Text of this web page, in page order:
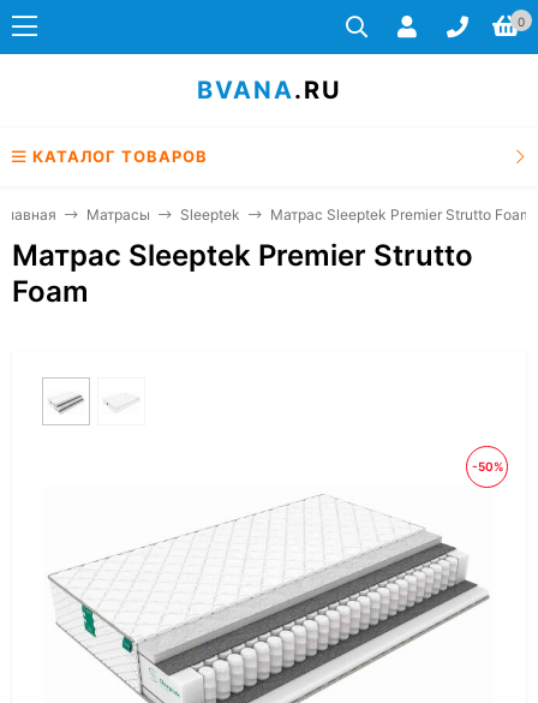
0
BVANA.RU
КАТАЛОГ ТОВАРОВ
Матрасы Sleeptek Матрас Sleeptek Premier Strutto Foam
Матрас Sleeptek Premier Strutto
Foam
-50%